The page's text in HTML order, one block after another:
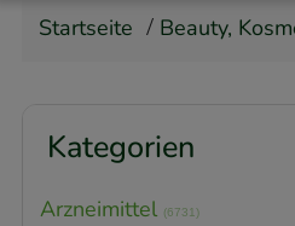
Startseite Beauty,
Kategorien
Arzneimittel (6731)